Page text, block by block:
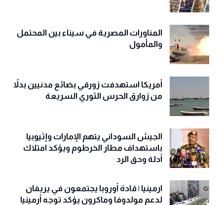
المناورات المصرية في سيناء بين المحتمل
والمأمول
أمريكا استهدفت زورقي بضائع مدنيين بدلاً
من زوارق الحرس الثوري السريعة
الجيش السوداني يتهم الإمارات وإثيوبيا
باستهداف مطار الخرطوم ويؤكد امتلاك
أدلة وحق الرد
ارمينيا | قادة أوروبا يجتمعون في يريفان
لدعم مولدوفا وماكرون يؤكد توجه أرمينيا